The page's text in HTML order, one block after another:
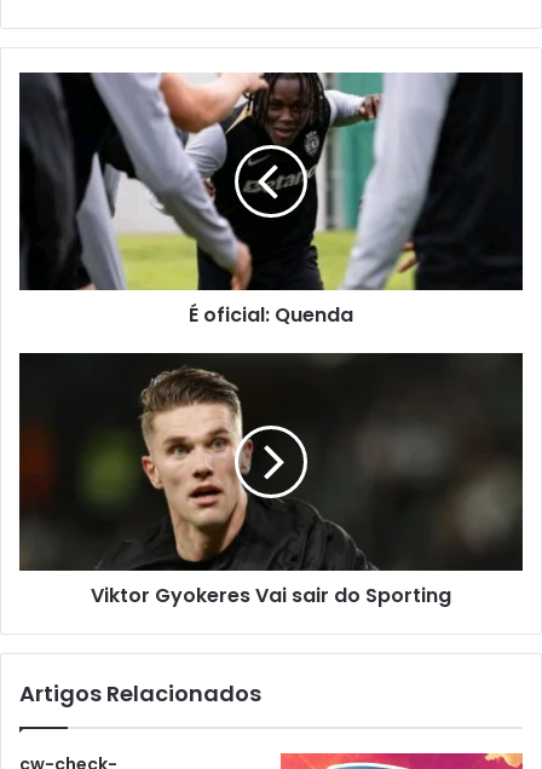
É oficial: Quenda
Viktor Gyokeres Vai sair do Sporting
Artigos Relacionados
cw-check-